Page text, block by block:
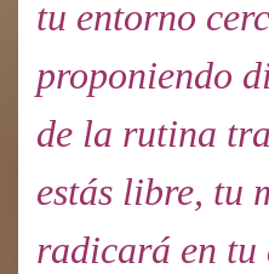
tu entorno
proponiendo
de la rutina
estás libre, tu
radicará en